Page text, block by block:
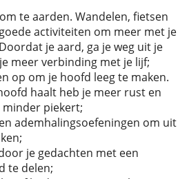
te aarden. Wandelen, fietsen
activiteiten om meer met je
je aard, ga je weg uit je
meer verbinding met je lijf;
op om je hoofd leeg te maken.
haalt heb je meer rust en
minder piekert;
ademhalingsoefeningen om uit
je gedachten met een
te delen;